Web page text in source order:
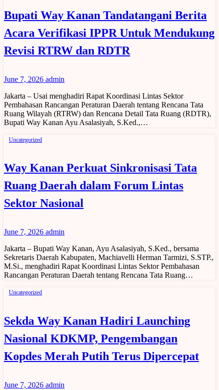
Bupati Way Kanan Tandatangani Berita
Acara Verifikasi IPPR Untuk Mendukung
Revisi RTRW dan RDTR
June 7, 2026 admin
Jakarta – Usai menghadiri Rapat Koordinasi Lintas Sektor
Pembahasan Rancangan Peraturan Daerah tentang Rencana Tata
Ruang Wilayah (RTRW) dan Rencana Detail Tata Ruang (RDTR),
Bupati Way Kanan Ayu Asalasiyah, S.Ked.,…
Uncategorized
Way Kanan Perkuat Sinkronisasi Tata
Ruang Daerah dalam Forum Lintas
Sektor Nasional
June 7, 2026 admin
Jakarta – Bupati Way Kanan, Ayu Asalasiyah, S.Ked., bersama
Sekretaris Daerah Kabupaten, Machiavelli Herman Tarmizi, S.STP.,
M.Si., menghadiri Rapat Koordinasi Lintas Sektor Pembahasan
Rancangan Peraturan Daerah tentang Rencana Tata Ruang…
Uncategorized
Sekda Way Kanan Hadiri Launching
Nasional KDKMP, Pengembangan
Kopdes Merah Putih Terus Dipercepat
June 7, 2026 admin